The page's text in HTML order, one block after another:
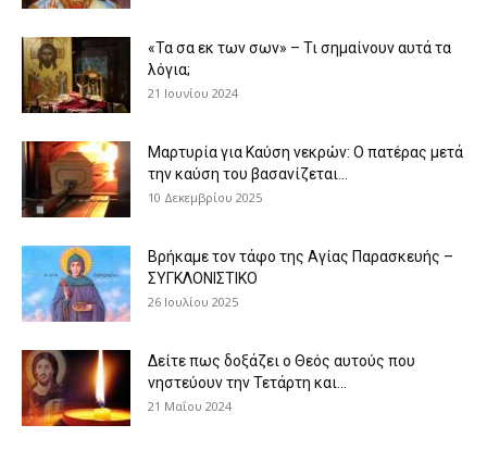
«Τα σα εκ των σων» – Τι σημαίνουν αυτά τα
λόγια;
21 Ιουνίου 2024
Μαρτυρία για Καύση νεκρών: Ο πατέρας μετά
την καύση του βασανίζεται...
10 Δεκεμβρίου 2025
Βρήκαμε τον τάφο της Αγίας Παρασκευής –
ΣΥΓΚΛΟΝΙΣΤΙΚΟ
26 Ιουλίου 2025
Δείτε πως δοξάζει ο Θεός αυτούς που
νηστεύουν την Τετάρτη και...
21 Μαΐου 2024